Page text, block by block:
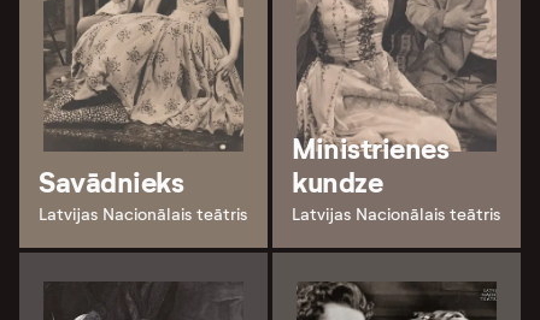
Savādnieks
Latvijas Nacionālais teātris
Ministrienes
kundze
Latvijas Nacionālais teātris